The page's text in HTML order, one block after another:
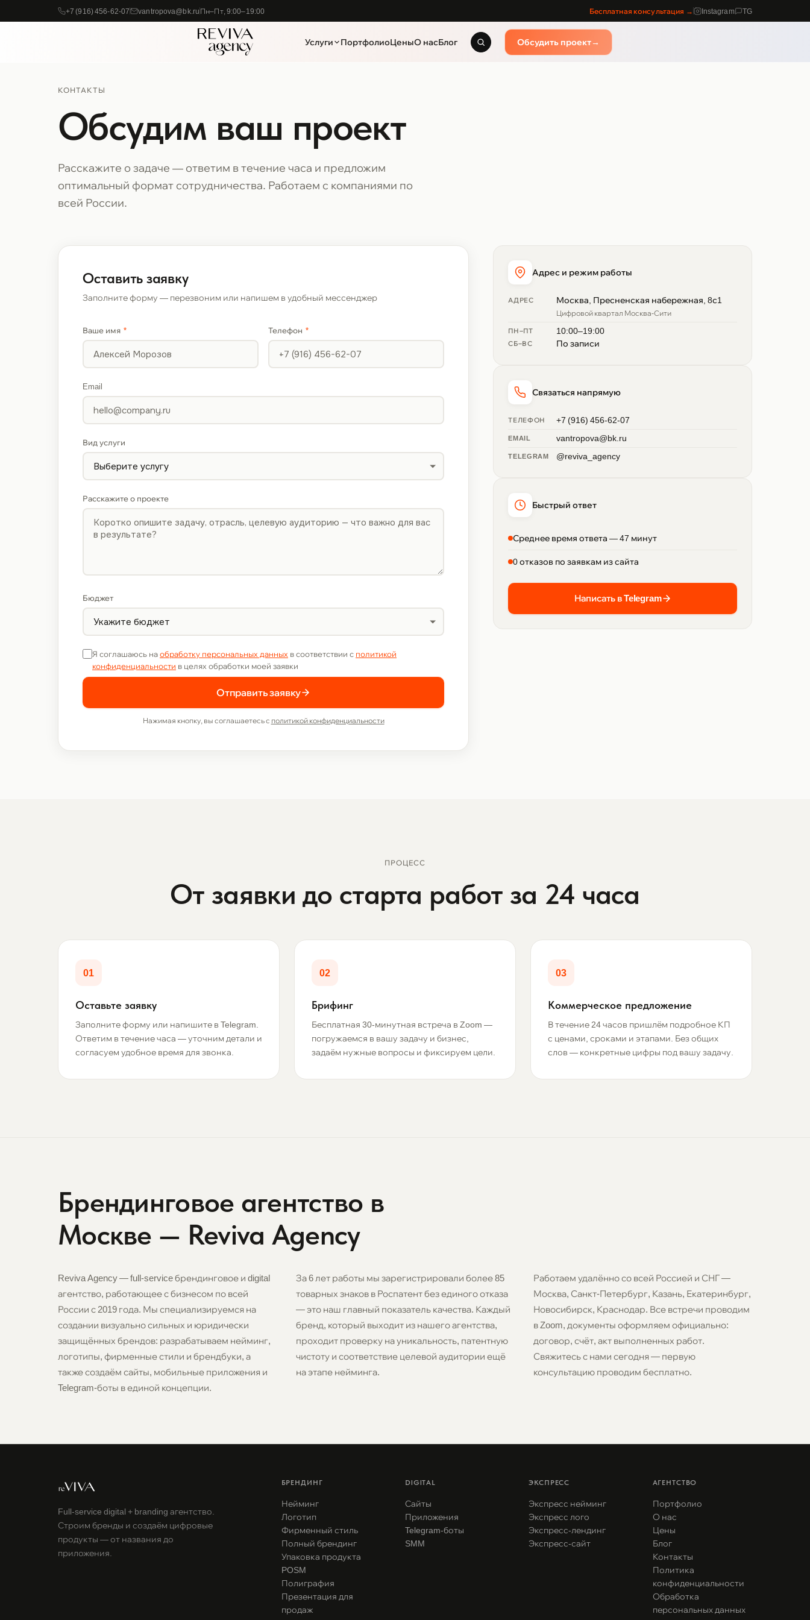
+7 (916) 456-62-07 vantropova@bk.ru Пн–Пт, 9:00–19:00 Бесплатная консультация → Instagram TG
Услуги ПортфолиоЦеныО насБлог Обсудить проект→
КОНТАКТЫ
Обсудим ваш проект
Расскажите о задаче — ответим в течение часа и предложим
оптимальный формат сотрудничества. Работаем с компаниями по
всей России.
Оставить заявку
Заполните форму — перезвоним или напишем в удобный мессенджер
Ваше имя * Телефон *
Email
Вид услуги
Расскажите о проекте
Бюджет
Я соглашаюсь наобработку персональных данных в соответствии с политикой
конфиденциальности в целях обработки моей заявки
Отправить заявку
Нажимая кнопку, вы соглашаетесь с политикой конфиденциальности
Адрес и режим работы
АДРЕС Москва, Пресненская набережная, 8с1
Цифровой квартал Москва-Сити
ПН–ПТ 10:00–19:00
СБ–ВС По записи
Связаться напрямую
ТЕЛЕФОН +7 (916) 456-62-07
EMAIL vantropova@bk.ru
TELEGRAM @reviva_agency
Быстрый ответ
Среднее время ответа — 47 минут
0 отказов по заявкам из сайта
Написать в Telegram
ПРОЦЕСС
От заявки до старта работ за 24 часа
01
Оставьте заявку
Заполните форму или напишите в Telegram.
Ответим в течение часа — уточним детали и
согласуем удобное время для звонка.
02
Брифинг
Бесплатная 30-минутная встреча в Zoom —
погружаемся в вашу задачу и бизнес,
задаём нужные вопросы и фиксируем цели.
03
Коммерческое предложение
В течение 24 часов пришлём подробное КП
с ценами, сроками и этапами. Без общих
слов — конкретные цифры под вашу задачу.
Брендинговое агентство в
Москве — Reviva Agency
Reviva Agency — full-service брендинговое и digital
агентство, работающее с бизнесом по всей
России с 2019 года. Мы специализируемся на
создании визуально сильных и юридически
защищённых брендов: разрабатываем нейминг,
логотипы, фирменные стили и брендбуки, а
также создаём сайты, мобильные приложения и
Telegram-боты в единой концепции.
За 6 лет работы мы зарегистрировали более 85
товарных знаков в Роспатент без единого отказа
— это наш главный показатель качества. Каждый
бренд, который выходит из нашего агентства,
проходит проверку на уникальность, патентную
чистоту и соответствие целевой аудитории ещё
на этапе нейминга.
Работаем удалённо со всей Россией и СНГ —
Москва, Санкт-Петербург, Казань, Екатеринбург,
Новосибирск, Краснодар. Все встречи проводим
в Zoom, документы оформляем официально:
договор, счёт, акт выполненных работ.
Свяжитесь с нами сегодня — первую
консультацию проводим бесплатно.
Full-service digital + branding агентство.
Строим бренды и создаём цифровые
продукты — от названия до
приложения.
БРЕНДИНГ
Нейминг
Логотип
Фирменный стиль
Полный брендинг
Упаковка продукта
POSM
Полиграфия
Презентация для
продаж
DIGITAL
Сайты
Приложения
Telegram-боты
SMM
ЭКСПРЕСС
Экспресс нейминг
Экспресс лого
Экспресс-лендинг
Экспресс-сайт
АГЕНТСТВО
Портфолио
О нас
Цены
Блог
Контакты
Политика
конфиденциальности
Обработка
персональных данных